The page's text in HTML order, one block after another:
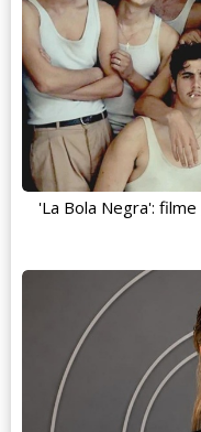
'La Bola Negra':